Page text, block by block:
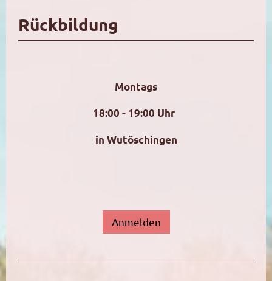
Rückbildung
Montags
18:00 - 19:00 Uhr
in Wutöschingen
Anmelden